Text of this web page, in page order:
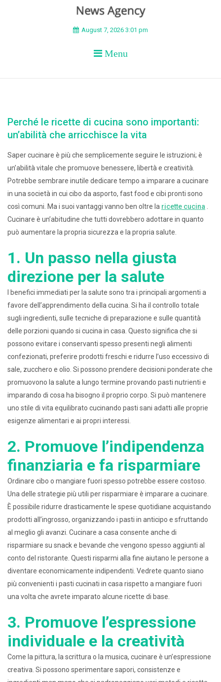
BEYOND APEX
August 7, 2026 3:01 pm
Menu
Perché le ricette di cucina sono importanti:
un’abilità che arricchisce la vita
Saper cucinare è più che semplicemente seguire le istruzioni; è
un’abilità vitale che promuove benessere, libertà e creatività.
Potrebbe sembrare inutile dedicare tempo a imparare a cucinare
in una società in cui cibo da asporto, fast food e cibi pronti sono
così comuni. Ma i suoi vantaggi vanno ben oltre la ricette cucina
Cucinare è un’abitudine che tutti dovrebbero adottare in quanto
può aumentare la propria sicurezza e la propria salute.
1. Un passo nella giusta
direzione per la salute
I benefici immediati per la salute sono tra i principali argomenti a
favore dell’apprendimento della cucina. Si ha il controllo totale
sugli ingredienti, sulle tecniche di preparazione e sulle quantità
delle porzioni quando si cucina in casa. Questo significa che si
possono evitare i conservanti spesso presenti negli alimenti
confezionati, preferire prodotti freschi e ridurre l’uso eccessivo di
sale, zucchero e olio. Si possono prendere decisioni ponderate che
promuovono la salute a lungo termine provando pasti nutrienti e
imparando di cosa ha bisogno il proprio corpo. Si può mantenere
uno stile di vita equilibrato cucinando pasti sani adatti alle proprie
esigenze alimentari e ai propri interessi.
2. Promuove l’indipendenza
finanziaria e fa risparmiare
Ordinare cibo o mangiare fuori spesso potrebbe essere costoso.
Una delle strategie più utili per risparmiare è imparare a cucinare.
È possibile ridurre drasticamente le spese quotidiane acquistando
prodotti all’ingrosso, organizzando i pasti in anticipo e sfruttando
al meglio gli avanzi. Cucinare a casa consente anche di
risparmiare su snack e bevande che vengono spesso aggiunti al
conto del ristorante. Questi risparmi alla fine aiutano le persone a
diventare economicamente indipendenti. Vedrete quanto siano
più convenienti i pasti cucinati in casa rispetto a mangiare fuori
una volta che avrete imparato alcune ricette di base.
3. Promuove l’espressione
individuale e la creatività
Come la pittura, la scrittura o la musica, cucinare è un’espressione
creativa. Si possono sperimentare sapori, consistenze e